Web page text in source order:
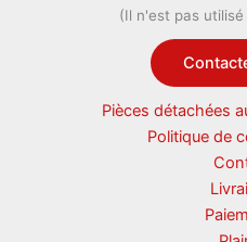
(Il n'est pas
Pièces détachées
Politique de